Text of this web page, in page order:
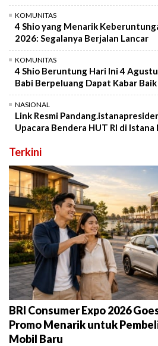
KOMUNITAS
4 Shio yang Menarik
2026: Segalanya Berjalan Lancar
KOMUNITAS
4 Shio Beruntung Hari Ini 4
Babi Berpeluang Dapat Kabar Baik
NASIONAL
Link Resmi
Upacara Bendera HUT RI di Istana
Terkini
BRI Consumer Expo 2026
Promo Menarik untuk
Mobil Baru